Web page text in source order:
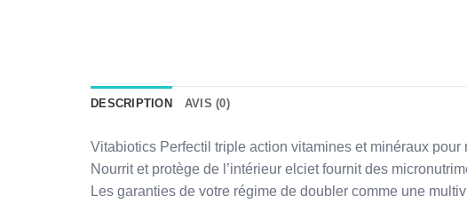
DESCRIPTION AVIS (0)
Vitabiotics Perfectil triple action vitamines et minéraux
Nourrit et protège de l’intérieur elciet fournit des
Les garanties de votre régime de doubler comme une